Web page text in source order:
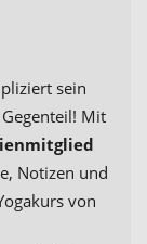
sein
Mit
Notizen und
von